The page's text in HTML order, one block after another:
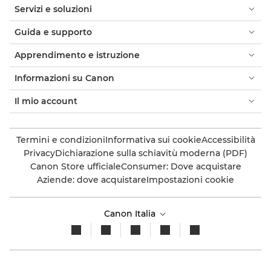
Servizi e soluzioni
Guida e supporto
Apprendimento e istruzione
Informazioni su Canon
Il mio account
Termini e condizioniInformativa sui cookieAccessibilità
PrivacyDichiarazione sulla schiavitù moderna (PDF)
Canon Store ufficialeConsumer: Dove acquistare
Aziende: dove acquistareImpostazioni cookie
Canon Italia